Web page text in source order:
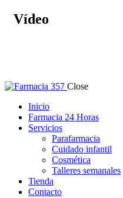
Vídeo
Close
Inicio
Farmacia 24 Horas
Servicios
Parafarmacia
Cuidado infantil
Cosmética
Talleres semanales
Tienda
Contacto